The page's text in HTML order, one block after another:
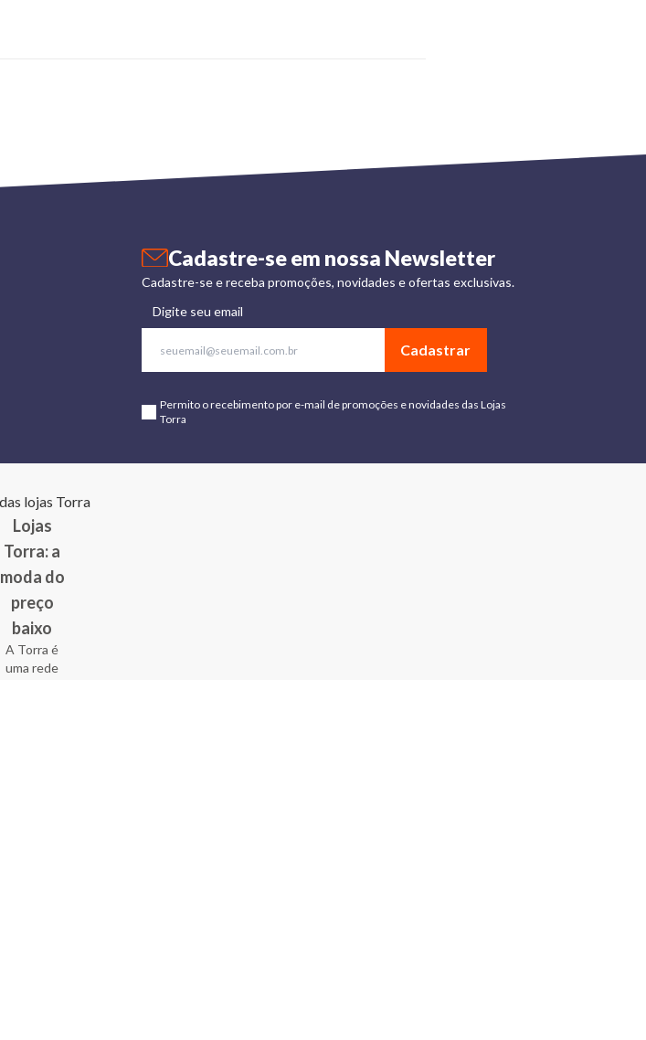
Cadastre-se em nossa Newsletter
Cadastre-se e receba promoções, novidades e ofertas exclusivas.
Digite seu email
Cadastrar
Permito o recebimento por e-mail de promoções e novidades das Lojas
Torra
Lojas
Torra: a
moda do
preço
baixo
A Torra é
uma rede